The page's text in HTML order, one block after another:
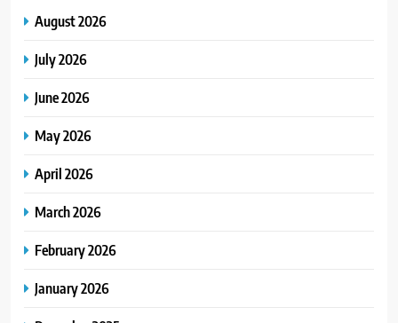
August 2026
July 2026
June 2026
May 2026
April 2026
March 2026
February 2026
January 2026